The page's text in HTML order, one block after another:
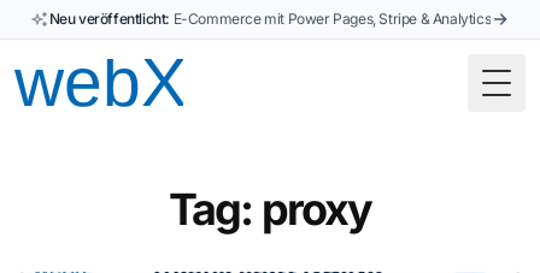
Neu veröffentlicht: E-Commerce mit Power Pages, Stripe & Analytics
Tag: proxy